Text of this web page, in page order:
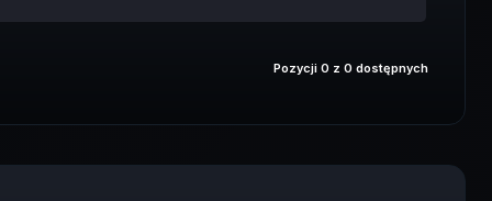
Pozycji 0 z 0 dostępnych